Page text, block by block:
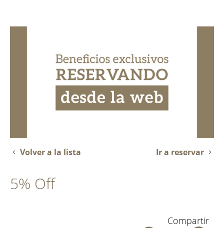
Volver a la lista Ir a reservar
5% Off
Compartir